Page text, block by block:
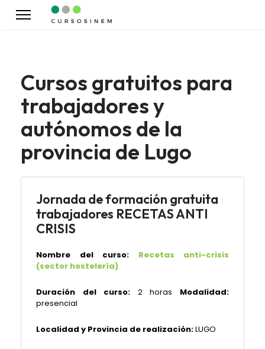
Cursos gratuitos para
trabajadores y
autónomos de la
provincia de Lugo
Jornada de formación gratuita
trabajadores RECETAS ANTI
CRISIS
Nombre del curso:
Recetas anti-crisis
(sector hostelería)
Duración del curso: 2 horas Modalidad:
presencial
Localidad y Provincia de realización:LUGO